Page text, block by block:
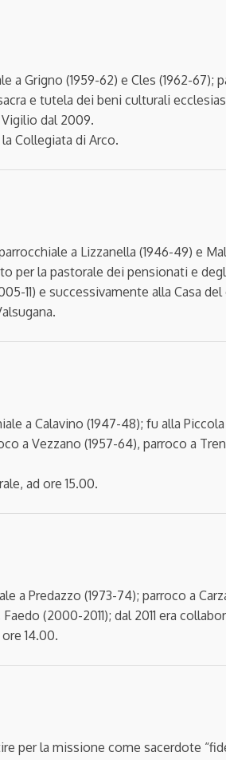
Grigno (1959-62) e Cles (1962-67);
e tutela dei beni culturali
dal 2009.
Collegiata di Arco.
a Lizzanella (1946-49) e
per la pastorale dei pensionati e
11) e successivamente alla Casa del
a Calavino (1947-48); fu alla
a Vezzano (1957-64), parroco a
ad ore 15.00.
Predazzo (1973-74); parroco a
(2000-2011); dal 2011 era
14.00.
per la missione come sacerdote